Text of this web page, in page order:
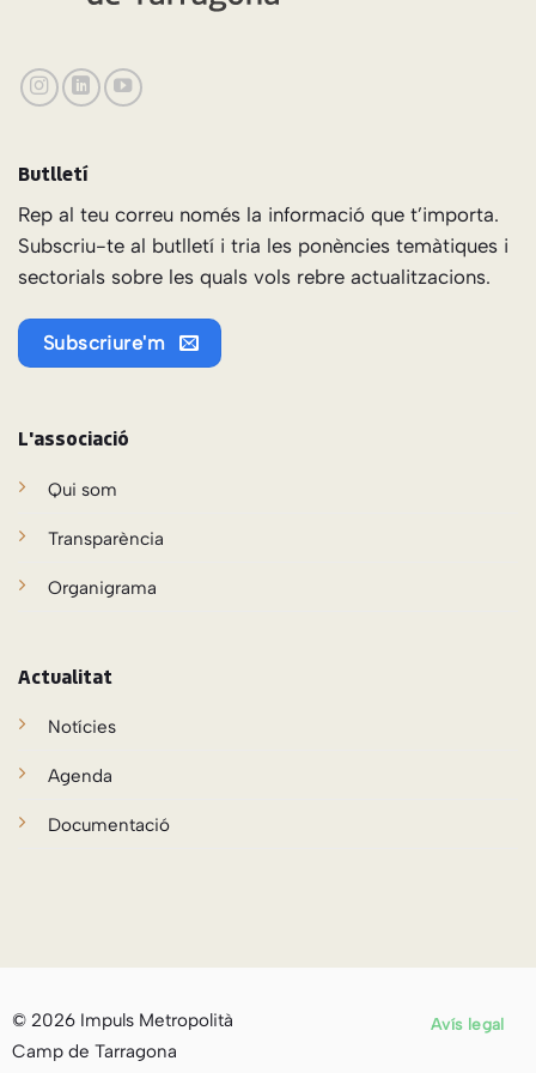
L'associació
Qui som
Transparència
Organigrama
Actualitat
Notícies
Agenda
Documentació
Butlletí
Rep al teu correu només la informació que t’importa.
Subscriu-te al butlletí i tria les ponències temàtiques i
sectorials sobre les quals vols rebre actualitzacions.
Subscriure'm
© 2026 Impuls Metropolità
Camp de Tarragona
Avís legal